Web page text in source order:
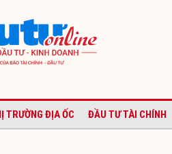
TRƯỜNG ĐỊA ỐC ĐẦU TƯ TÀI CHÍNH